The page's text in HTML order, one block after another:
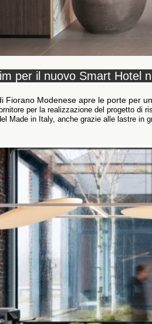
per il nuovo Smart Hotel
Fiorano Modenese apre le porte per
per la realizzazione del progetto di
Made in Italy, anche grazie alle lastre in